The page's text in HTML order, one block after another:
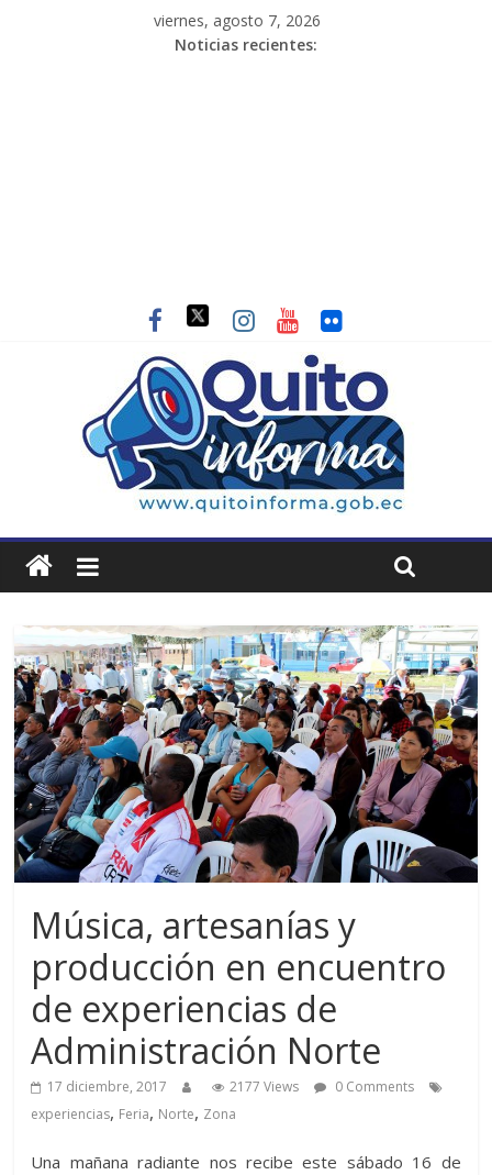
viernes, agosto 7, 2026
Noticias recientes:
Música, artesanías y
producción en encuentro
de experiencias de
Administración Norte
17 diciembre, 2017 2177 Views
0 Comments
experiencias, Feria, Norte, Zona
Una mañana radiante nos recibe este sábado 16 de